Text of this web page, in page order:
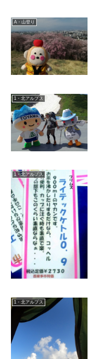
A・山登り
1・北アルプス
1・北アルプス
1・北アルプス